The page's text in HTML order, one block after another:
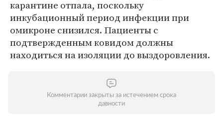
карантине отпала, поскольку
инкубационный период инфекции при
омикроне снизился. Пациенты с
подтвержденным ковидом должны
находиться на изоляции до выздоровления.
Комментарии закрыты за истечением срока
давности